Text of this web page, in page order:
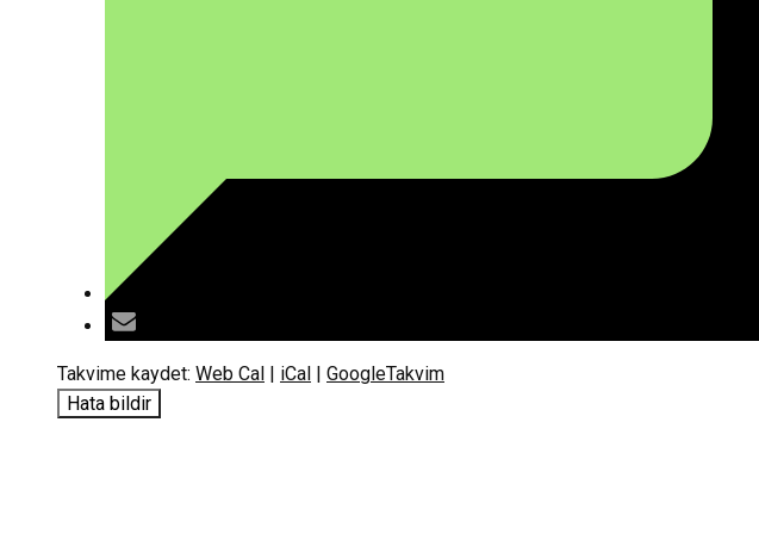
Takvime kaydet: Web Cal | iCal | GoogleTakvim
Hata bildir